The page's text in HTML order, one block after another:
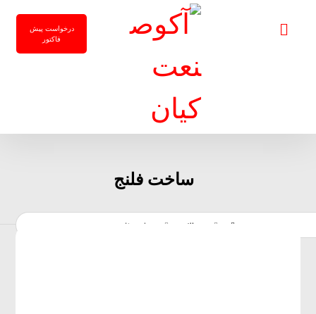
درخواست پیش
فاکتور
ساخت فلنج
مقالات ساخت فلنج